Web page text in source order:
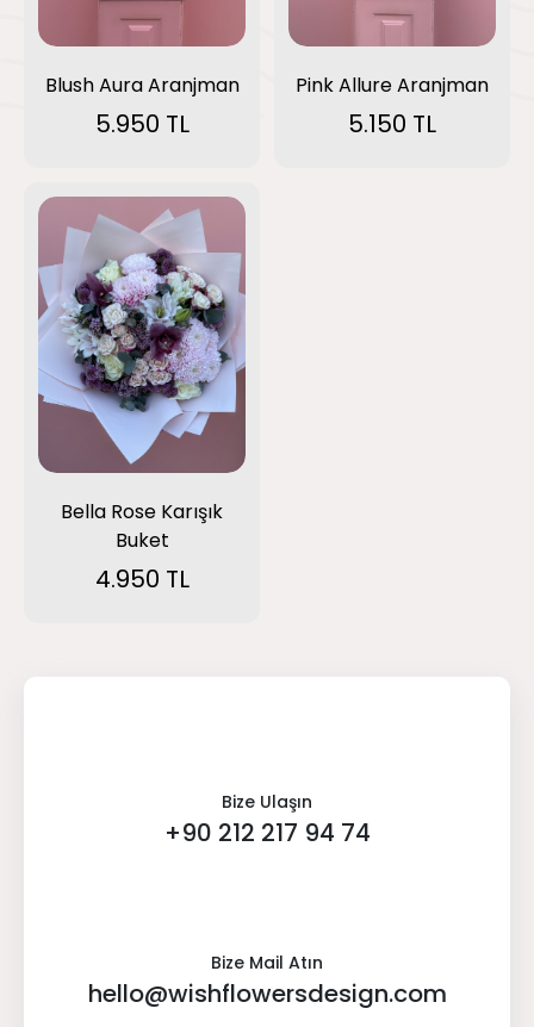
Blush Aura Aranjman
5.950 TL
Pink Allure Aranjman
5.150 TL
Bella Rose Karışık
Buket
4.950 TL
Bize Ulaşın
+90 212 217 94 74
Bize Mail Atın
hello@wishflowersdesign.com